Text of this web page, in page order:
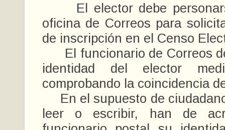
El elector debe
oficina de Correos para
de inscripción en el Censo
El funcionario de Correos
identidad del elector
comprobando la coincidencia
En el supuesto de
leer o escribir, han de